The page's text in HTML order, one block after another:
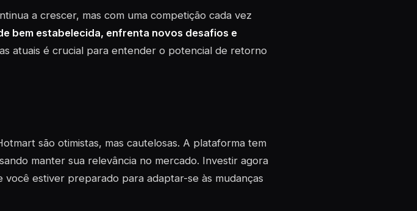
a crescer, mas com uma competição cada vez
bem estabelecida, enfrenta novos desafios e
atuais é crucial para entender o potencial de retorno
são otimistas, mas cautelosas. A plataforma tem
manter sua relevância no mercado. Investir agora
você estiver preparado para adaptar-se às mudanças